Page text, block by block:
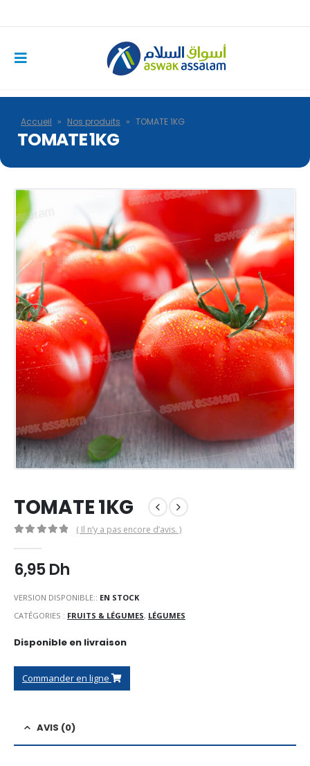
Accueil » Nos produits » TOMATE 1KG
TOMATE 1KG
TOMATE 1KG
( Il n’y a pas encore d’avis. )
6,95Dh
VERSION DISPONIBLE:: EN STOCK
CATÉGORIES : FRUITS & LÉGUMES, LÉGUMES
Disponible en livraison
Commander en ligne
AVIS (0)